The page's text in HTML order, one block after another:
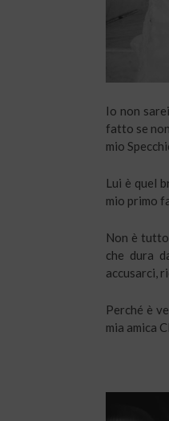
Io non
fatto se
mio
Lui è quel
mio primo
Non è tutto
che dura
accusarci,
Perché è
mia amica